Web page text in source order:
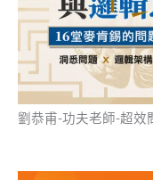
劉恭甫-功夫老師-超效